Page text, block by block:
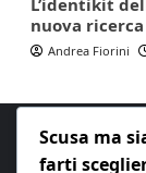
nuova
Andrea Fiorini
Scusa ma
farti